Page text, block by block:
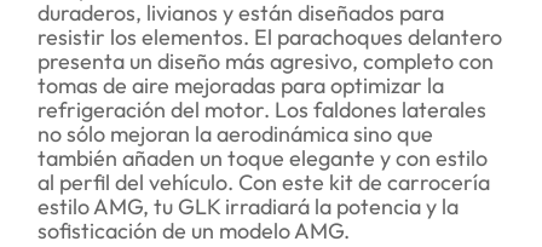
duraderos, livianos y están diseñados para
resistir los elementos. El parachoques delantero
presenta un diseño más agresivo, completo con
tomas de aire mejoradas para optimizar la
refrigeración del motor. Los faldones laterales
no sólo mejoran la aerodinámica sino que
también añaden un toque elegante y con estilo
al perfil del vehículo. Con este kit de carrocería
estilo AMG, tu GLK irradiará la potencia y la
sofisticación de un modelo AMG.